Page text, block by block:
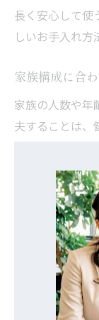
長く安心して使
しいお手入れ方
家族構成に合
家族の人数や年
夫することは、
例えば、小さ
ンをつなげて
家族がいる場
寝屋川市の工
回りの配置な